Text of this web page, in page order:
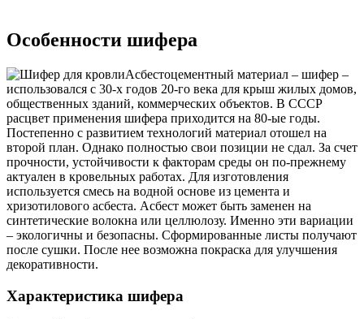
Особенности шифера
Асбестоцементный материал – шифер –
использовался с 30-х годов 20-го века для крыш жилых домов,
общественных зданий, коммерческих объектов. В СССР
расцвет применения шифера приходится на 80-ые годы.
Постепенно с развитием технологий материал отошел на
второй план. Однако полностью свои позиции не сдал. За счет
прочности, устойчивости к факторам среды он по-прежнему
актуален в кровельных работах. Для изготовления
используется смесь на водной основе из цемента и
хризотилового асбеста. Асбест может быть заменен на
синтетические волокна или целлюлозу. Именно эти вариации
– экологичны и безопасны. Сформированные листы получают
после сушки. После нее возможна покраска для улучшения
декоративности.
Характеристика шифера